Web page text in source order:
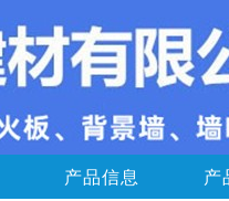
产品信息 产